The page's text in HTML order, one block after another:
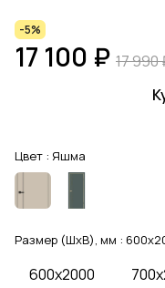
-5%
17 100 ₽ 17 990
Цвет : Яшма
Размер (ШхВ), мм :
600x2000